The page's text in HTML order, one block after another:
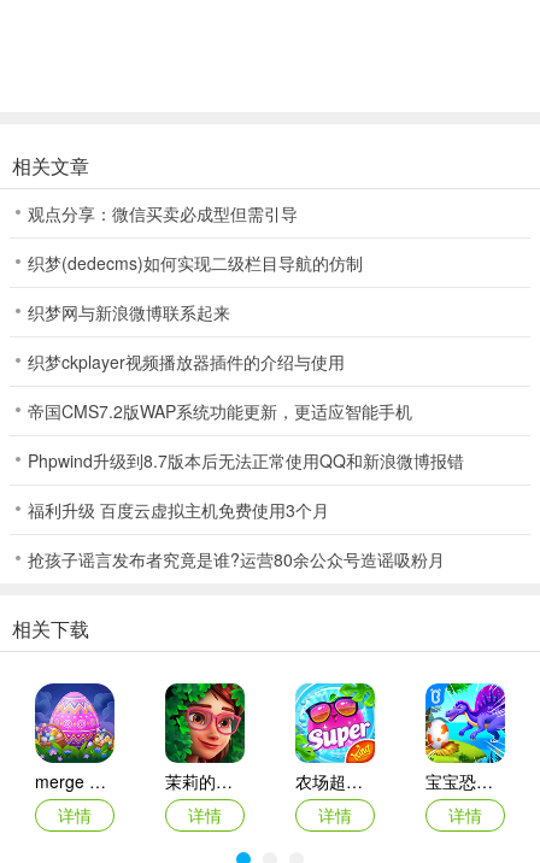
特殊功能！
-藉由掷骰子来决定行进的步数，还可以随意在停留的地方买土地、盖
房子，幸运的话还能有财神爷降临。
-不过有幸运之神，当然也就有万恶衰神的存在，可千万别被缠上，万
可得小心啊！
-除了靠运气之外，懂得善加利用卡片道具，也是重要的策略之一喔！
更新日志
美女套装设计现已可在“富人商城”中购买。
新增了大型游戏中的美女套装设计。
新增了凤天灵的专属特别车辆。
对一些小问题进行了优化和调整。
相关文章
观点分享：微信买卖必成型但需引导
织梦(dedecms)如何实现二级栏目导航的仿制
织梦网与新浪微博联系起来
织梦ckplayer视频播放器插件的介绍与使用
帝国CMS7.2版WAP系统功能更新，更适应智能手机
Phpwind升级到8.7版本后无法正常使用QQ和新浪微博报错
福利升级 百度云虚拟主机免费使用3个月
抢孩子谣言发布者究竟是谁?运营80余公众号造谣吸粉月
相关下载
merge dragons ios版
详情
茉莉的花园ipad版
详情
农场超级传奇苹果版
详情
宝宝恐龙家园ios版
详情